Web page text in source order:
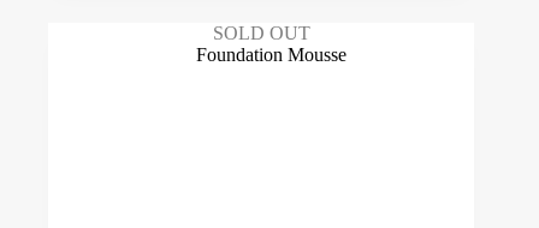
SOLD OUT